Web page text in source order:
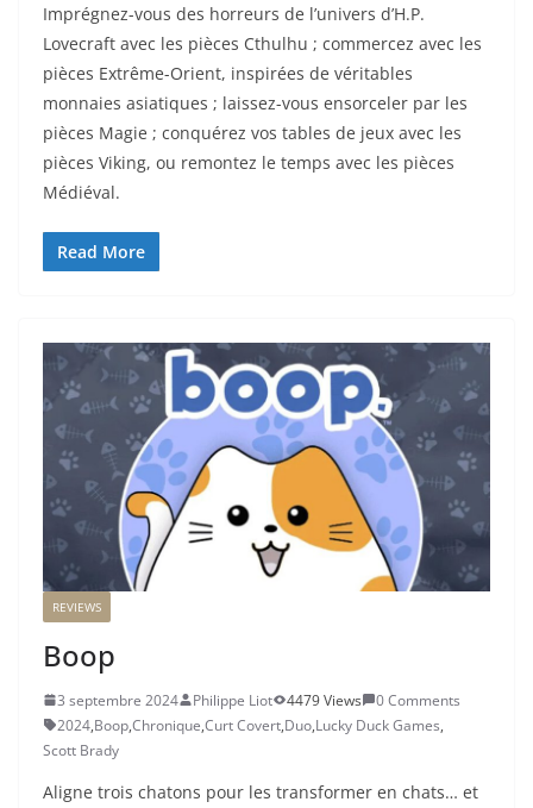
Imprégnez-vous des horreurs de l’univers d’H.P.
Lovecraft avec les pièces Cthulhu ; commercez avec les
pièces Extrême-Orient, inspirées de véritables
monnaies asiatiques ; laissez-vous ensorceler par les
pièces Magie ; conquérez vos tables de jeux avec les
pièces Viking, ou remontez le temps avec les pièces
Médiéval.
Read More
REVIEWS
Boop
3 septembre 2024 Philippe Liot 4479 Views
0 Comments
2024,Boop,Chronique,Curt Covert,Duo,Lucky Duck Games,
Scott Brady
Aligne trois chatons pour les transformer en chats… et